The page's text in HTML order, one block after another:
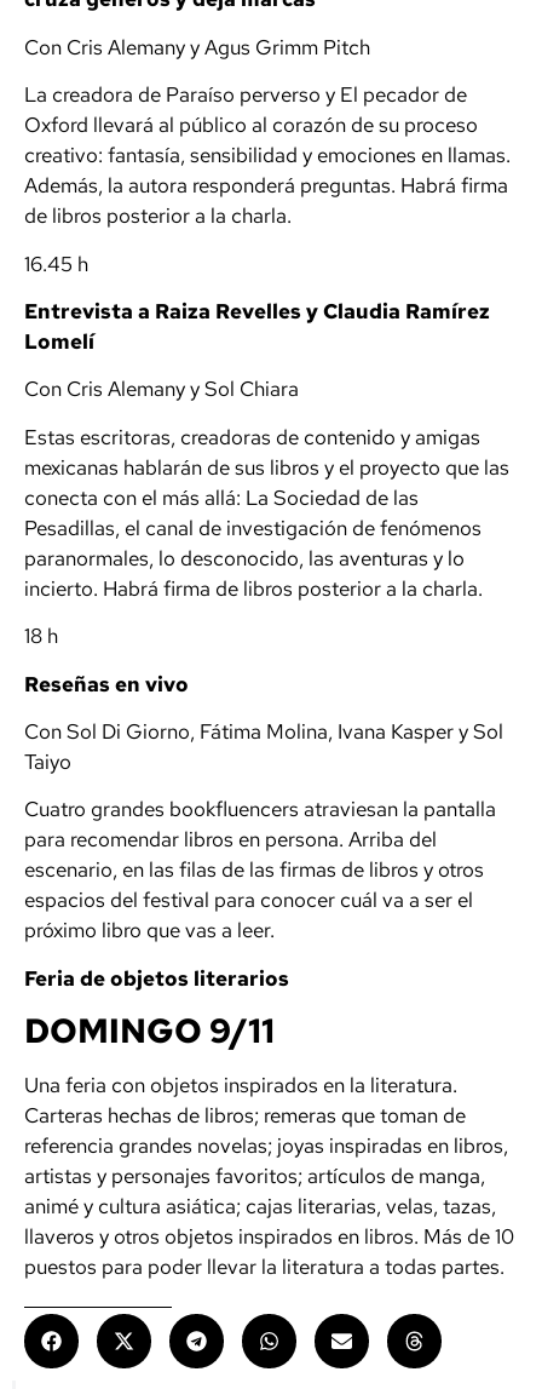
Con Cris Alemany y Agus Grimm Pitch
La creadora de Paraíso perverso y El pecador de
Oxford llevará al público al corazón de su proceso
creativo: fantasía, sensibilidad y emociones en llamas.
Además, la autora responderá preguntas. Habrá firma
de libros posterior a la charla.
16.45 h
Entrevista a Raiza Revelles y Claudia Ramírez
Lomelí
Con Cris Alemany y Sol Chiara
Estas escritoras, creadoras de contenido y amigas
mexicanas hablarán de sus libros y el proyecto que las
conecta con el más allá: La Sociedad de las
Pesadillas, el canal de investigación de fenómenos
paranormales, lo desconocido, las aventuras y lo
incierto. Habrá firma de libros posterior a la charla.
18 h
Reseñas en vivo
Con Sol Di Giorno, Fátima Molina, Ivana Kasper y Sol
Taiyo
Cuatro grandes bookfluencers atraviesan la pantalla
para recomendar libros en persona. Arriba del
escenario, en las filas de las firmas de libros y otros
espacios del festival para conocer cuál va a ser el
próximo libro que vas a leer.
Feria de objetos literarios
DOMINGO 9/11
Una feria con objetos inspirados en la literatura.
Carteras hechas de libros; remeras que toman de
referencia grandes novelas; joyas inspiradas en libros,
artistas y personajes favoritos; artículos de manga,
animé y cultura asiática; cajas literarias, velas, tazas,
llaveros y otros objetos inspirados en libros. Más de 10
puestos para poder llevar la literatura a todas partes.